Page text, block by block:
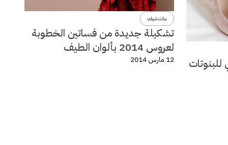
بنات شيك
تشكيلة جديدة من فساتين الخطوبة
لعروس 2014 بألوان الطيف
12 مارس 2014